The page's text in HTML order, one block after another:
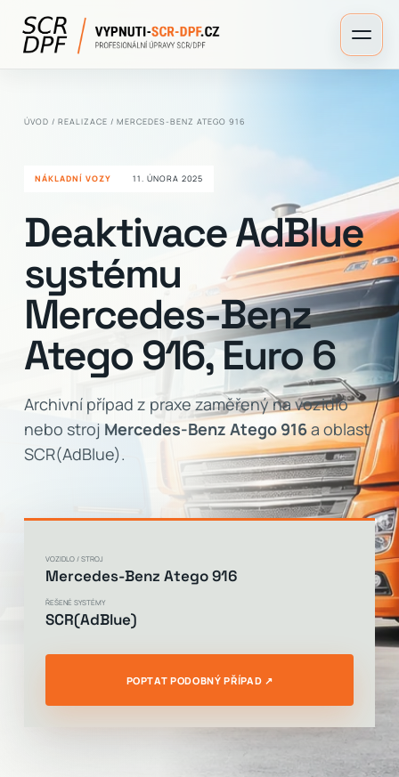
ÚVOD / REALIZACE / MERCEDES-BENZ ATEGO 916
NÁKLADNÍ VOZY 11. ÚNORA 2025
Deaktivace AdBlue
systému
Mercedes-Benz
Atego 916, Euro 6
Archivní případ z praxe zaměřený na vozidlo
nebo stroj Mercedes-Benz Atego 916a oblast
SCR(AdBlue).
VOZIDLO / STROJ
Mercedes-Benz Atego 916
ŘEŠENÉ SYSTÉMY
SCR(AdBlue)
POPTAT PODOBNÝ PŘÍPAD ↗